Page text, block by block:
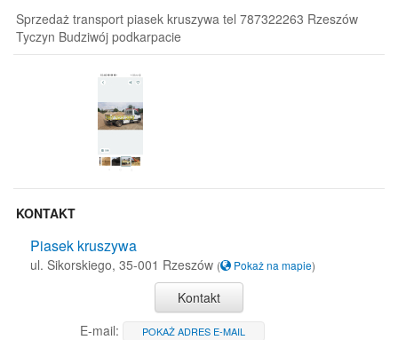
Sprzedaż transport piasek kruszywa tel 787322263 Rzeszów
Tyczyn Budziwój podkarpacie
KONTAKT
Piasek kruszywa
ul. Sikorskiego, 35-001 Rzeszów ( Pokaż na mapie)
Kontakt
E-mail:
POKAŻ ADRES E-MAIL